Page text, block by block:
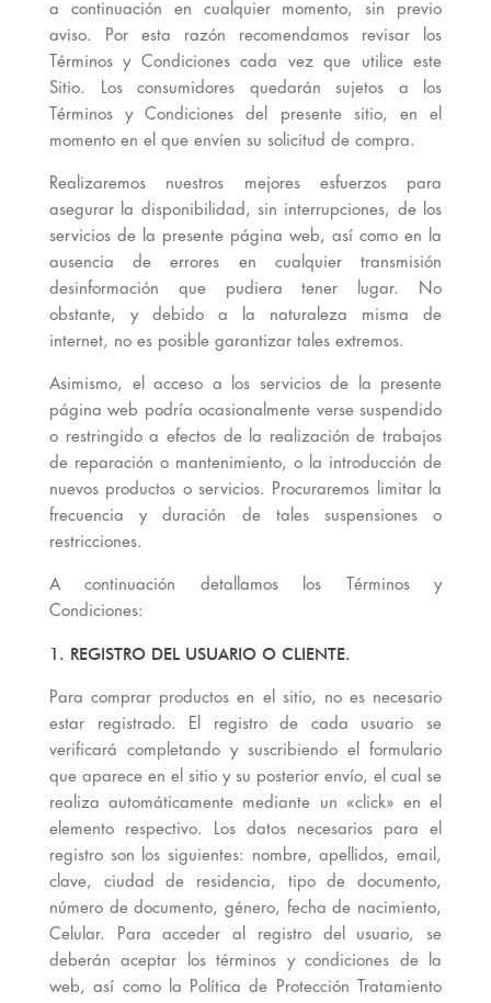
a continuación en cualquier momento, sin previo
aviso. Por esta razón recomendamos revisar los
Términos y Condiciones cada vez que utilice este
Sitio. Los consumidores quedarán sujetos a los
Términos y Condiciones del presente sitio, en el
momento en el que envíen su solicitud de compra.
Realizaremos nuestros mejores esfuerzos para
asegurar la disponibilidad, sin interrupciones, de los
servicios de la presente página web, así como en la
ausencia de errores en cualquier transmisión
desinformación que pudiera tener lugar. No
obstante, y debido a la naturaleza misma de
internet, no es posible garantizar tales extremos.
Asimismo, el acceso a los servicios de la presente
página web podría ocasionalmente verse suspendido
o restringido a efectos de la realización de trabajos
de reparación o mantenimiento, o la introducción de
nuevos productos o servicios. Procuraremos limitar la
frecuencia y duración de tales suspensiones o
restricciones.
A continuación detallamos los Términos y
Condiciones:
1. REGISTRO DEL USUARIO O CLIENTE.
Para comprar productos en el sitio, no es necesario
estar registrado. El registro de cada usuario se
verificará completando y suscribiendo el formulario
que aparece en el sitio y su posterior envío, el cual se
realiza automáticamente mediante un «click» en el
elemento respectivo. Los datos necesarios para el
registro son los siguientes: nombre, apellidos, email,
clave, ciudad de residencia, tipo de documento,
número de documento, género, fecha de nacimiento,
Celular. Para acceder al registro del usuario, se
deberán aceptar los términos y condiciones de la
web, así como la Política de Protección Tratamiento